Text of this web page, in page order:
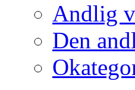
Andlig
Den